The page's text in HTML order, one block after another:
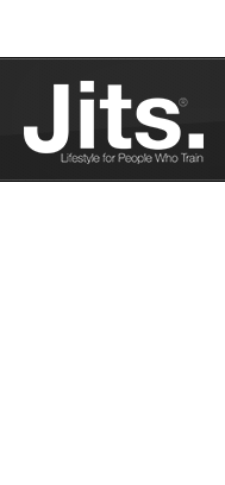
Liste des ceintures
06/29/2016
La liste non exhaustive